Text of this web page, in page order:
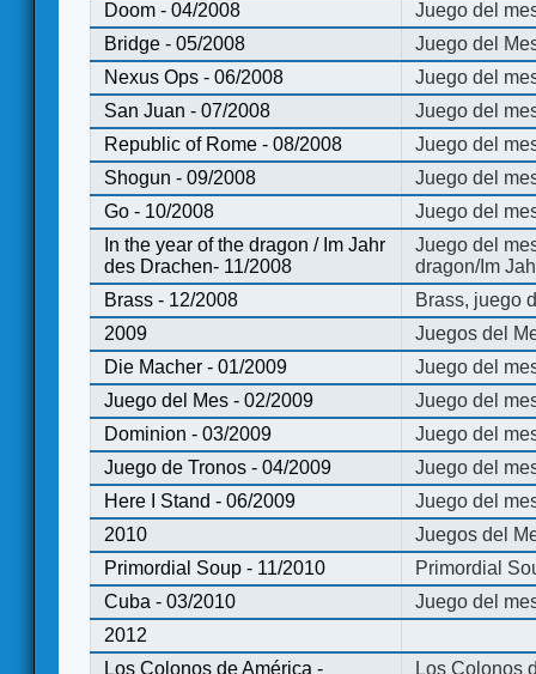
Doom - 04/2008
Juego del
Bridge - 05/2008
Juego del
Nexus Ops - 06/2008
Juego del
San Juan - 07/2008
Juego del
Republic of Rome - 08/2008
Juego del
Shogun - 09/2008
Juego del
Go - 10/2008
Juego del
In the year of the dragon / Im Jahr
des Drachen- 11/2008
Juego del
dragon/Im
Brass - 12/2008
Brass, juego
2009
Juegos del
Die Macher - 01/2009
Juego del
Juego del Mes - 02/2009
Juego del
Dominion - 03/2009
Juego del
Juego de Tronos - 04/2009
Juego del
Here I Stand - 06/2009
Juego del
2010
Juegos del
Primordial Soup - 11/2010
Primordial
Cuba - 03/2010
Juego del
2012
Los Colonos de América -
Los Colonos